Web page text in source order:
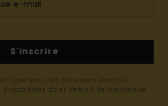
S'inscrire
ligne pour les nouveaux inscrits -
dans l'email de bienvenue